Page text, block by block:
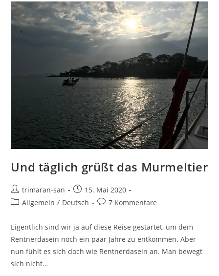
Und täglich grüßt das Murmeltier
trimaran-san
15. Mai 2020
Allgemein / Deutsch 7 Kommentare
Eigentlich sind wir ja auf diese Reise gestartet, um dem
Rentnerdasein noch ein paar Jahre zu entkommen. Aber
nun fühlt es sich doch wie Rentnerdasein an. Man bewegt
sich nicht…